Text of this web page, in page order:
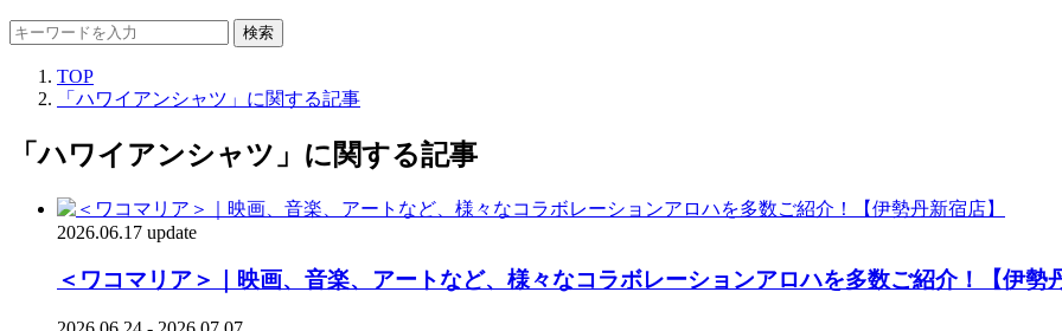
検索
TOP
「ハワイアンシャツ」に関する記事
「ハワイアンシャツ」に関する記事
2026.06.17 update
＜ワコマリア＞｜映画、音楽、アートなど、様々なコラボレーションアロハを多数ご紹介！【伊勢